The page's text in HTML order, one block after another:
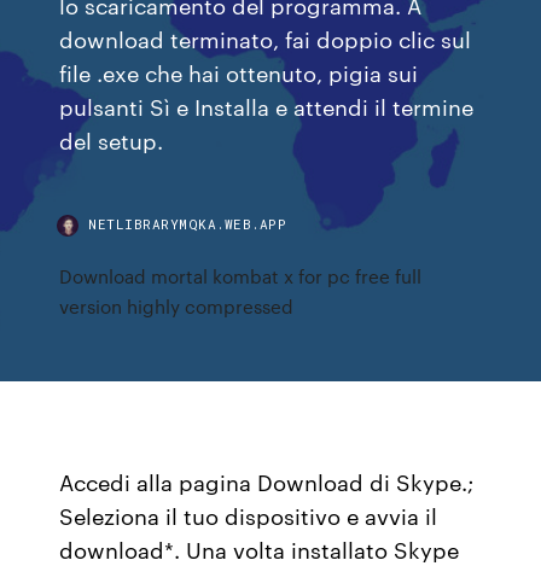
download terminato, fai doppio clic sul
file .exe che hai ottenuto, pigia sui
pulsanti Sì e Installa e attendi il termine
del setup.
NETLIBRARYMQKA.WEB.APP
Download mortal kombat x for pc free full
version highly compressed
Accedi alla pagina Download di Skype.;
Seleziona il tuo dispositivo e avvia il
download*. Una volta installato Skype